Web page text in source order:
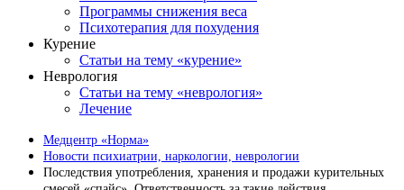
Программы снижения веса
Психотерапия для похудения
Курение
Статьи на тему «курение»
Неврология
Статьи на тему «неврология»
Лечение
Медцентр «Норма»
Новости психиатрии, наркологии, неврологии
Последствия употребления, хранения и продажи курительных